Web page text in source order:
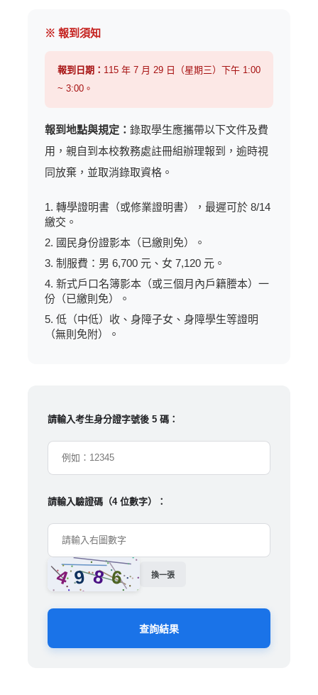
※ 報到須知
報到日期： 115 年 7 月 29 日（星期三）下午 1:00
~ 3:00。
報到地點與規定： 錄取學生應攜帶以下文件及費
用，親自到本校教務處註冊組辦理報到，逾時視
同放棄，並取消錄取資格。
1. 轉學證明書（或修業證明書），最遲可於 8/14
繳交。
2. 國民身份證影本（已繳則免）。
3. 制服費：男 6,700 元、女 7,120 元。
4. 新式戶口名簿影本（或三個月內戶籍謄本）一
份（已繳則免）。
5. 低（中低）收、身障子女、身障學生等證明
（無則免附）。
請輸入考生身分證字號後 5 碼：
請輸入驗證碼（4 位數字）：
換一張
查詢結果